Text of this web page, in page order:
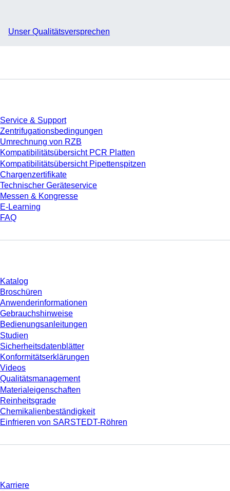
Unser Qualitätsversprechen
Service & Support
Zentrifugationsbedingungen
Umrechnung von RZB
Kompatibilitätsübersicht PCR Platten
Kompatibilitätsübersicht Pipettenspitzen
Chargenzertifikate
Technischer Geräteservice
Messen & Kongresse
E-Learning
FAQ
Katalog
Broschüren
Anwenderinformationen
Gebrauchshinweise
Bedienungsanleitungen
Studien
Sicherheitsdatenblätter
Konformitätserklärungen
Videos
Qualitätsmanagement
Materialeigenschaften
Reinheitsgrade
Chemikalienbeständigkeit
Einfrieren von SARSTEDT-Röhren
Karriere